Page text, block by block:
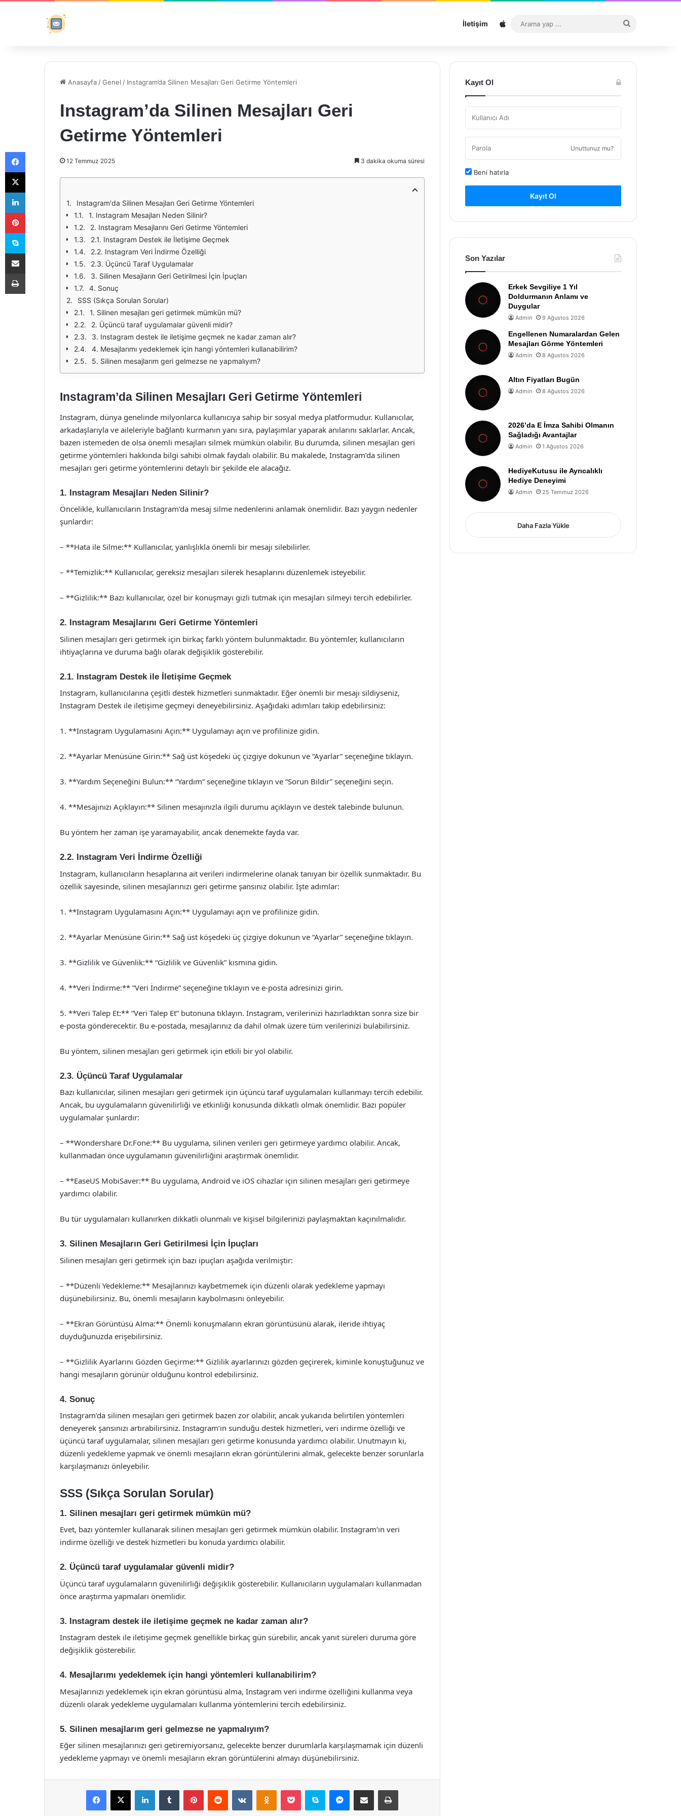
İletişim Sitemap
...
Anasayfa /Genel / Instagram’da Silinen Mesajları Geri Getirme Yöntemleri
Instagram’da Silinen Mesajları Geri
Getirme Yöntemleri
12 Temmuz 2025 3 dakika okuma süresi
Instagram'da Silinen Mesajları Geri Getirme Yöntemleri
1. Instagram Mesajları Neden Silinir?
2. Instagram Mesajlarını Geri Getirme Yöntemleri
2.1. Instagram Destek ile İletişime Geçmek
2.2. Instagram Veri İndirme Özelliği
2.3. Üçüncü Taraf Uygulamalar
3. Silinen Mesajların Geri Getirilmesi İçin İpuçları
4. Sonuç
SSS (Sıkça Sorulan Sorular)
1. Silinen mesajları geri getirmek mümkün mü?
2. Üçüncü taraf uygulamalar güvenli midir?
3. Instagram destek ile iletişime geçmek ne kadar zaman alır?
4. Mesajlarımı yedeklemek için hangi yöntemleri kullanabilirim?
5. Silinen mesajlarım geri gelmezse ne yapmalıyım?
Instagram’da Silinen Mesajları Geri Getirme Yöntemleri
Instagram, dünya genelinde milyonlarca kullanıcıya sahip bir sosyal medya platformudur. Kullanıcılar,
arkadaşlarıyla ve aileleriyle bağlantı kurmanın yanı sıra, paylaşımlar yaparak anılarını saklarlar. Ancak,
bazen istemeden de olsa önemli mesajları silmek mümkün olabilir. Bu durumda, silinen mesajları geri
getirme yöntemleri hakkında bilgi sahibi olmak faydalı olabilir. Bu makalede, Instagram’da silinen
mesajları geri getirme yöntemlerini detaylı bir şekilde ele alacağız.
1. Instagram Mesajları Neden Silinir?
Öncelikle, kullanıcıların Instagram’da mesaj silme nedenlerini anlamak önemlidir. Bazı yaygın nedenler
şunlardır:
– **Hata ile Silme:** Kullanıcılar, yanlışlıkla önemli bir mesajı silebilirler.
– **Temizlik:** Kullanıcılar, gereksiz mesajları silerek hesaplarını düzenlemek isteyebilir.
– **Gizlilik:** Bazı kullanıcılar, özel bir konuşmayı gizli tutmak için mesajları silmeyi tercih edebilirler.
2. Instagram Mesajlarını Geri Getirme Yöntemleri
Silinen mesajları geri getirmek için birkaç farklı yöntem bulunmaktadır. Bu yöntemler, kullanıcıların
ihtiyaçlarına ve duruma bağlı olarak değişiklik gösterebilir.
2.1. Instagram Destek ile İletişime Geçmek
Instagram, kullanıcılarına çeşitli destek hizmetleri sunmaktadır. Eğer önemli bir mesajı sildiyseniz,
Instagram Destek ile iletişime geçmeyi deneyebilirsiniz. Aşağıdaki adımları takip edebilirsiniz:
1. **Instagram Uygulamasını Açın:** Uygulamayı açın ve profilinize gidin.
2. **Ayarlar Menüsüne Girin:** Sağ üst köşedeki üç çizgiye dokunun ve “Ayarlar” seçeneğine tıklayın.
3. **Yardım Seçeneğini Bulun:** “Yardım” seçeneğine tıklayın ve “Sorun Bildir” seçeneğini seçin.
4. **Mesajınızı Açıklayın:** Silinen mesajınızla ilgili durumu açıklayın ve destek talebinde bulunun.
Bu yöntem her zaman işe yaramayabilir, ancak denemekte fayda var.
2.2. Instagram Veri İndirme Özelliği
Instagram, kullanıcıların hesaplarına ait verileri indirmelerine olanak tanıyan bir özellik sunmaktadır. Bu
özellik sayesinde, silinen mesajlarınızı geri getirme şansınız olabilir. İşte adımlar:
1. **Instagram Uygulamasını Açın:** Uygulamayı açın ve profilinize gidin.
2. **Ayarlar Menüsüne Girin:** Sağ üst köşedeki üç çizgiye dokunun ve “Ayarlar” seçeneğine tıklayın.
3. **Gizlilik ve Güvenlik:** “Gizlilik ve Güvenlik” kısmına gidin.
4. **Veri İndirme:** “Veri İndirme” seçeneğine tıklayın ve e-posta adresinizi girin.
5. **Veri Talep Et:** “Veri Talep Et” butonuna tıklayın. Instagram, verilerinizi hazırladıktan sonra size bir
e-posta gönderecektir. Bu e-postada, mesajlarınız da dahil olmak üzere tüm verilerinizi bulabilirsiniz.
Bu yöntem, silinen mesajları geri getirmek için etkili bir yol olabilir.
2.3. Üçüncü Taraf Uygulamalar
Bazı kullanıcılar, silinen mesajları geri getirmek için üçüncü taraf uygulamaları kullanmayı tercih edebilir.
Ancak, bu uygulamaların güvenilirliği ve etkinliği konusunda dikkatli olmak önemlidir. Bazı popüler
uygulamalar şunlardır:
– **Wondershare Dr.Fone:** Bu uygulama, silinen verileri geri getirmeye yardımcı olabilir. Ancak,
kullanmadan önce uygulamanın güvenilirliğini araştırmak önemlidir.
– **EaseUS MobiSaver:** Bu uygulama, Android ve iOS cihazlar için silinen mesajları geri getirmeye
yardımcı olabilir.
Bu tür uygulamaları kullanırken dikkatli olunmalı ve kişisel bilgilerinizi paylaşmaktan kaçınılmalıdır.
3. Silinen Mesajların Geri Getirilmesi İçin İpuçları
Silinen mesajları geri getirmek için bazı ipuçları aşağıda verilmiştir:
– **Düzenli Yedekleme:** Mesajlarınızı kaybetmemek için düzenli olarak yedekleme yapmayı
düşünebilirsiniz. Bu, önemli mesajların kaybolmasını önleyebilir.
– **Ekran Görüntüsü Alma:** Önemli konuşmaların ekran görüntüsünü alarak, ileride ihtiyaç
duyduğunuzda erişebilirsiniz.
– **Gizlilik Ayarlarını Gözden Geçirme:** Gizlilik ayarlarınızı gözden geçirerek, kiminle konuştuğunuz ve
hangi mesajların görünür olduğunu kontrol edebilirsiniz.
4. Sonuç
Instagram’da silinen mesajları geri getirmek bazen zor olabilir, ancak yukarıda belirtilen yöntemleri
deneyerek şansınızı artırabilirsiniz. Instagram’ın sunduğu destek hizmetleri, veri indirme özelliği ve
üçüncü taraf uygulamalar, silinen mesajları geri getirme konusunda yardımcı olabilir. Unutmayın ki,
düzenli yedekleme yapmak ve önemli mesajların ekran görüntülerini almak, gelecekte benzer sorunlarla
karşılaşmanızı önleyebilir.
SSS (Sıkça Sorulan Sorular)
1. Silinen mesajları geri getirmek mümkün mü?
Evet, bazı yöntemler kullanarak silinen mesajları geri getirmek mümkün olabilir. Instagram’ın veri
indirme özelliği ve destek hizmetleri bu konuda yardımcı olabilir.
2. Üçüncü taraf uygulamalar güvenli midir?
Üçüncü taraf uygulamaların güvenilirliği değişiklik gösterebilir. Kullanıcıların uygulamaları kullanmadan
önce araştırma yapmaları önemlidir.
3. Instagram destek ile iletişime geçmek ne kadar zaman alır?
Instagram destek ile iletişime geçmek genellikle birkaç gün sürebilir, ancak yanıt süreleri duruma göre
değişiklik gösterebilir.
4. Mesajlarımı yedeklemek için hangi yöntemleri kullanabilirim?
Mesajlarınızı yedeklemek için ekran görüntüsü alma, Instagram veri indirme özelliğini kullanma veya
düzenli olarak yedekleme uygulamaları kullanma yöntemlerini tercih edebilirsiniz.
5. Silinen mesajlarım geri gelmezse ne yapmalıyım?
Eğer silinen mesajlarınızı geri getiremiyorsanız, gelecekte benzer durumlarla karşılaşmamak için düzenli
yedekleme yapmayı ve önemli mesajların ekran görüntülerini almayı düşünebilirsiniz.
Facebook
X LinkedInTumblr PinterestReddit VKontakteOdnoklassniki
Pocket Skype Messenger
E-Posta ile paylaş Yazdır
Kayıt Ol
Unuttunuz mu?
Beni hatırla
Kayıt Ol
Son Yazılar
Erkek Sevgiliye 1 Yıl
Doldurmanın Anlamı ve
Duygular
Admin 9 Ağustos 2026
Engellenen Numaralardan Gelen
Mesajları Görme Yöntemleri
Admin 8 Ağustos 2026
Altın Fiyatları Bugün
Admin 8 Ağustos 2026
2026’da E İmza Sahibi Olmanın
Sağladığı Avantajlar
Admin 1 Ağustos 2026
HediyeKutusu ile Ayrıcalıklı
Hediye Deneyimi
Admin 25 Temmuz 2026
Daha Fazla Yükle
Facebook
X
LinkedIn
Pinterest
Skype
E-Posta ile paylaş